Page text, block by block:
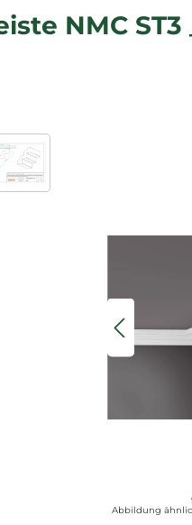
NMC
Abbildung